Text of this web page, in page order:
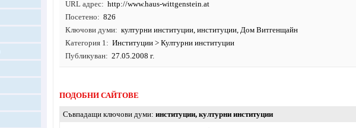
URL адрес
http://www.haus-wittgenstein.at
Посетено
826
Ключови думи
културни институции, институции, Дом Витгенщайн
Категория 1
Институции > Културни институции
Публикуван
27.05.2008 г.
ПОДОБНИ САЙТОВЕ
Съвпадащи ключови думи институции, културни институции